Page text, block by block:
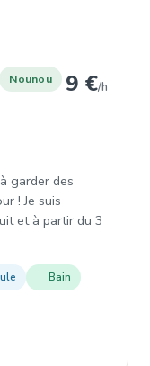
Nounou 9 €/h
garder des
! Je suis
et à partir du 3
Bain